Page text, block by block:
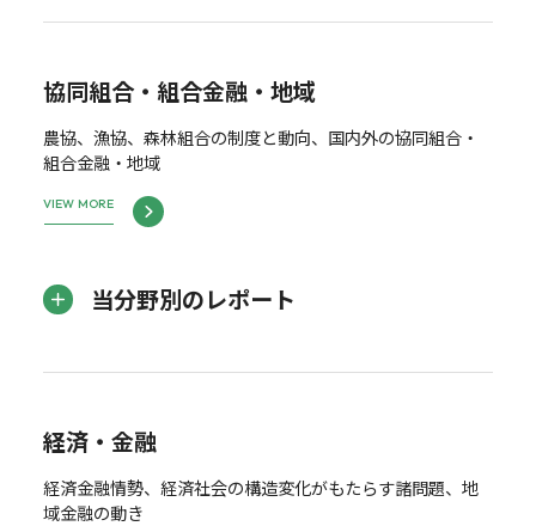
協同組合・組合金融・地域
農協、漁協、森林組合の制度と動向、国内外の協同組合・
組合金融・地域
VIEW MORE
当分野別のレポート
経済・金融
経済金融情勢、経済社会の構造変化がもたらす諸問題、地
域金融の動き